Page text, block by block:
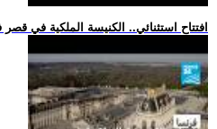
.. افتتاح استثنائي.. الكنيسة الملكية في